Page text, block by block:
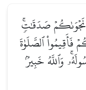
نَجۡوَىٰكُمۡ صَدَقَٰتٖۚ
فَأَقِيمُواْ ٱلصَّلَوٰةَ
وَٱللَّهُ خَبِيرُۢ